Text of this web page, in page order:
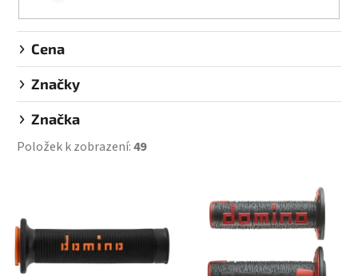
Cena
Značky
Značka
Položek k zobrazení:49
p
s